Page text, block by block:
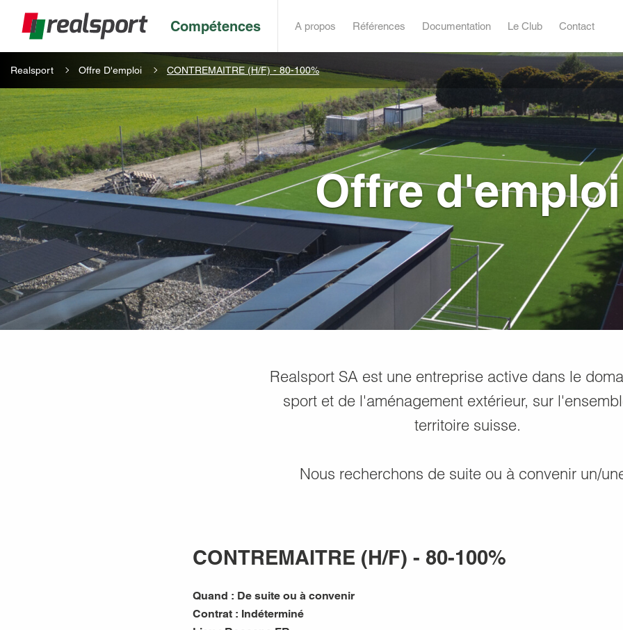
contenu
principal
navigation
Compétences A propos Références Documentation Le Club Contact
Fil
d'Ariane
Realsport Offre D'emploi CONTREMAITRE (H/F) - 80-100%
Offre d'emploi
Realsport SA est une entreprise active dans le
sport et de l'aménagement extérieur, sur
territoire suisse.
Nous recherchons de suite ou à convenir un/
CONTREMAITRE (H/F) - 80-100%
Quand : De suite ou à convenir
Contrat : Indéterminé